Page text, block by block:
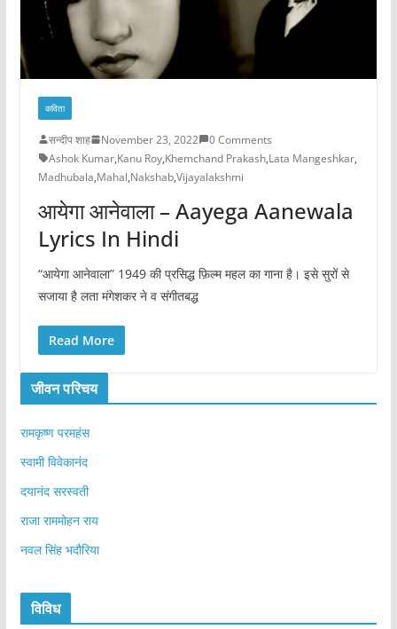
कविता
सन्दीप शाह November 23, 2022
0 Comments
Ashok Kumar,Kanu Roy,Khemchand Prakash,Lata Mangeshkar,
Madhubala,Mahal,Nakshab,Vijayalakshmi
आयेगा आनेवाला – Aayega Aanewala
Lyrics In Hindi
“आयेगा आनेवाला” 1949 की प्रसिद्ध फ़िल्म महल का गाना है। इसे सुरों से
सजाया है लता मंगेशकर ने व संगीतबद्ध
Read More
जीवन परिचय
रामकृष्ण परमहंस
स्वामी विवेकानंद
दयानंद सरस्वती
राजा राममोहन राय
नवल सिंह भदौरिया
विविध